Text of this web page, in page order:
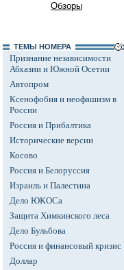
Обзоры
ТЕМЫ НОМЕРА
Признание независимости
Абхазии и Южной Осетии
Автопром
Ксенофобия и неофашизм в
России
Россия и Прибалтика
Исторические версии
Косово
Россия и Белоруссия
Израиль и Палестина
Дело ЮКОСа
Защита Химкинского леса
Дело Бульбова
Россия и финансовый кризис
Доллар